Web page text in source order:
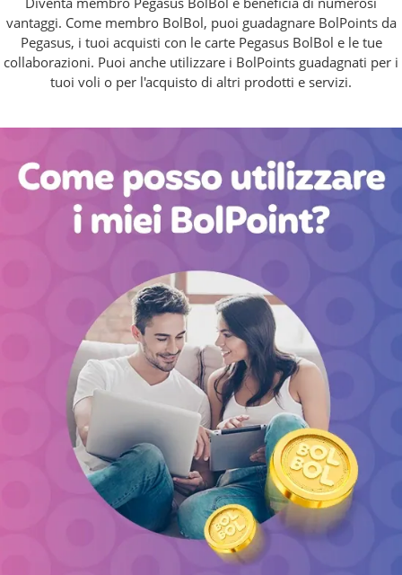
vantaggi. Come membro BolBol, puoi guadagnare BolPoints da
Pegasus, i tuoi acquisti con le carte Pegasus BolBol e le tue
collaborazioni. Puoi anche utilizzare i BolPoints guadagnati per i
tuoi voli o per l'acquisto di altri prodotti e servizi.